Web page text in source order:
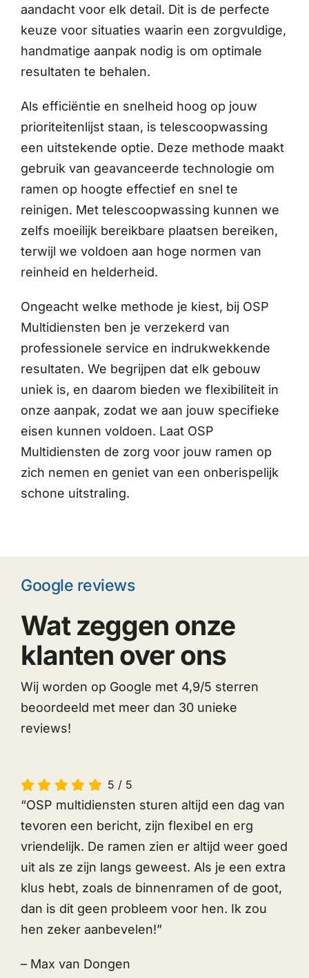
aandacht voor elk detail. Dit is de perfecte
keuze voor situaties waarin een zorgvuldige,
handmatige aanpak nodig is om optimale
resultaten te behalen.
Als efficiëntie en snelheid hoog op jouw
prioriteitenlijst staan, is telescoopwassing
een uitstekende optie. Deze methode maakt
gebruik van geavanceerde technologie om
ramen op hoogte effectief en snel te
reinigen. Met telescoopwassing kunnen we
zelfs moeilijk bereikbare plaatsen bereiken,
terwijl we voldoen aan hoge normen van
reinheid en helderheid.
Ongeacht welke methode je kiest, bij OSP
Multidiensten ben je verzekerd van
professionele service en indrukwekkende
resultaten. We begrijpen dat elk gebouw
uniek is, en daarom bieden we flexibiliteit in
onze aanpak, zodat we aan jouw specifieke
eisen kunnen voldoen. Laat OSP
Multidiensten de zorg voor jouw ramen op
zich nemen en geniet van een onberispelijk
schone uitstraling.
Google reviews
Wat zeggen onze
klanten over ons
Wij worden op Google met 4,9/5 sterren
beoordeeld met meer dan 30 unieke
reviews!
5 / 5
“OSP multidiensten sturen altijd een dag van
tevoren een bericht, zijn flexibel en erg
vriendelijk. De ramen zien er altijd weer goed
uit als ze zijn langs geweest. Als je een extra
klus hebt, zoals de binnenramen of de goot,
dan is dit geen probleem voor hen. Ik zou
hen zeker aanbevelen!”
– Max van Dongen